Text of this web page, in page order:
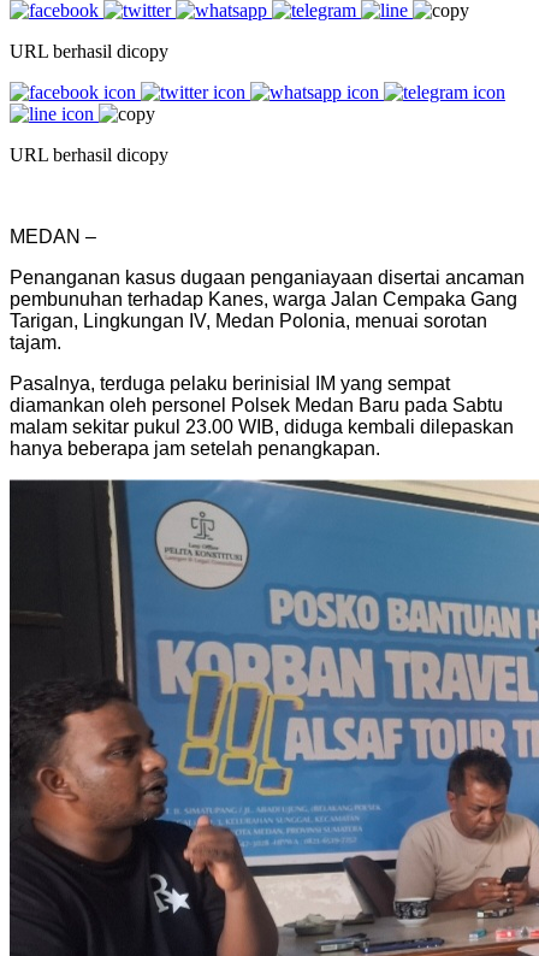
URL berhasil dicopy
URL berhasil dicopy
MEDAN –
Penanganan kasus dugaan penganiayaan disertai ancaman
pembunuhan terhadap Kanes, warga Jalan Cempaka Gang
Tarigan, Lingkungan IV, Medan Polonia, menuai sorotan
tajam.
Pasalnya, terduga pelaku berinisial IM yang sempat
diamankan oleh personel Polsek Medan Baru pada Sabtu
malam sekitar pukul 23.00 WIB, diduga kembali dilepaskan
hanya beberapa jam setelah penangkapan.